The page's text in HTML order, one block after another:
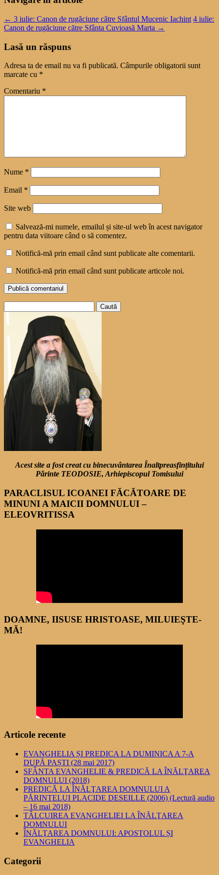
← 3 iulie: Canon de rugăciune către Sfântul Mucenic Iachint 4 iulie:
Canon de rugăciune către Sfânta Cuvioasă Marta →
Lasă un răspuns
Adresa ta de email nu va fi publicată. Câmpurile obligatorii sunt
marcate cu *
Comentariu *
Nume *
Email *
Site web
Salvează-mi numele, emailul și site-ul web în acest navigator
pentru data viitoare când o să comentez.
Notifică-mă prin email când sunt publicate alte comentarii.
Notifică-mă prin email când sunt publicate articole noi.
după:
Acest site a fost creat cu binecuvântarea Înaltpreasfințitului
Părinte TEODOSIE, Arhiepiscopul Tomisului
PARACLISUL ICOANEI FĂCĂTOARE DE
MINUNI A MAICII DOMNULUI –
ELEOVRITISSA
DOAMNE, IISUSE HRISTOASE, MILUIEŞTE-
MĂ!
Articole recente
EVANGHELIA ȘI PREDICA LA DUMINICA A 7-A
DUPĂ PAȘTI (28 mai 2017)
SFÂNTA EVANGHELIE & PREDICĂ LA ÎNĂLŢAREA
DOMNULUI (2018)
PREDICĂ LA ÎNĂLŢAREA DOMNULUI A
PĂRINTELUI PLACIDE DESEILLE (2006) (Lectură audio
– 16 mai 2018)
TÂLCUIREA EVANGHELIEI LA ÎNĂLŢAREA
DOMNULUI
ÎNĂLŢAREA DOMNULUI: APOSTOLUL ȘI
EVANGHELIA
Categorii